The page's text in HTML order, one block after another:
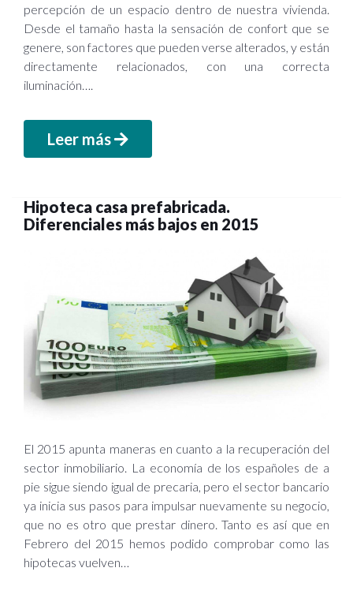
percepción de un espacio dentro de nuestra vivienda.
Desde el tamaño hasta la sensación de confort que se
genere, son factores que pueden verse alterados, y están
directamente relacionados, con una correcta
iluminación….
Leer más
Hipoteca casa prefabricada.
Diferenciales más bajos en 2015
El 2015 apunta maneras en cuanto a la recuperación del
sector inmobiliario. La economía de los españoles de a
pie sigue siendo igual de precaria, pero el sector bancario
ya inicia sus pasos para impulsar nuevamente su negocio,
que no es otro que prestar dinero. Tanto es así que en
Febrero del 2015 hemos podido comprobar como las
hipotecas vuelven…